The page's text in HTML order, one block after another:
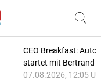
CEO Breakfast:
startet mit Bertrand
07.08.2026, 12:05